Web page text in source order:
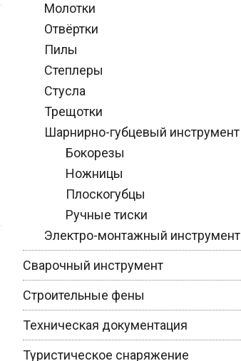
Молотки
Отвёртки
Пилы
Степлеры
Стусла
Трещотки
Шарнирно-губцевый инструмент
Бокорезы
Ножницы
Плоскогубцы
Ручные тиски
Электро-монтажный инструмент
Сварочный инструмент
Строительные фены
Техническая документация
Туристическое снаряжение